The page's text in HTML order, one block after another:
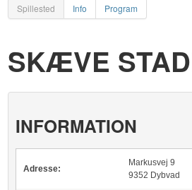
Spillested Info Program
SKÆVE
INFORMATION
Adresse:
Markusvej 9
9352 Dybvad